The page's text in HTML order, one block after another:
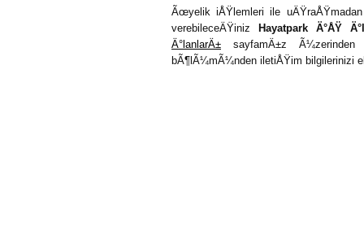
Ãœyelik iÅŸlemleri ile
verebileceÄŸiniz
Hayatpark Ä°ÅŸ
Ä°lanlarÄ± sayfamÄ±z
bÃ¶lÃ¼mÃ¼nden iletiÅŸim bilgilerinizi